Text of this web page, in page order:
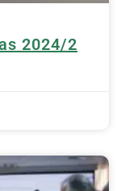
2024/2